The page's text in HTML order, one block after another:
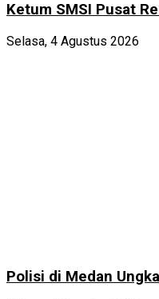
Ketum SMSI Pusat
Selasa, 4 Agustus 2026
Polisi di Medan